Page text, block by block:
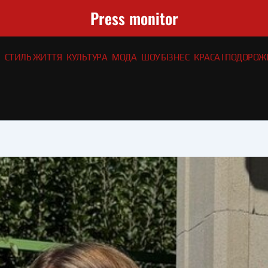
Press monitor
СТИЛЬ ЖИТТЯ КУЛЬТУРА МОДА ШОУ БІЗНЕС КРАСА І ПОДОРОЖІ